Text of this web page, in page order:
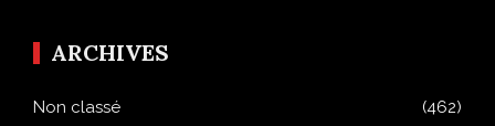
ARCHIVES
Non classé
(462)